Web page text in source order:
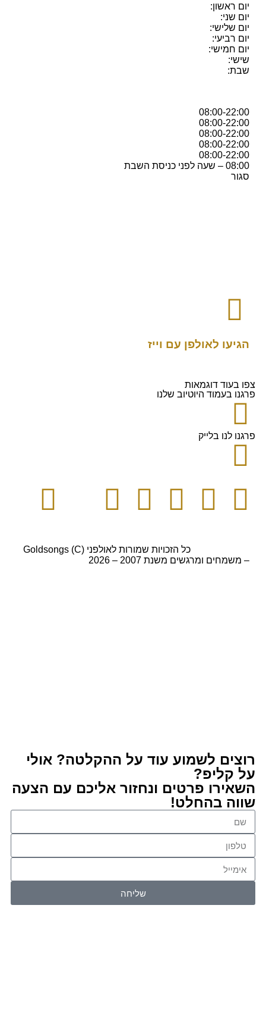
יום ראשון:
יום שני:
יום שלישי:
יום רביעי:
יום חמישי:
שישי:
שבת:
08:00-22:00
08:00-22:00
08:00-22:00
08:00-22:00
08:00-22:00
08:00 – שעה לפני כניסת השבת
סגור
הגיעו לאולפן עם וייז
צפו בעוד דוגמאות
פרגנו בעמוד היוטיוב שלנו
פרגנו לנו בלייק
כל הזכויות שמורות לאולפני Goldsongs (C)
– משמחים ומרגשים משנת 2007 – 2026
רוצים לשמוע עוד על ההקלטה? אולי
על קליפ?
השאירו פרטים ונחזור אליכם עם הצעה
שווה בהחלט!
שליחה